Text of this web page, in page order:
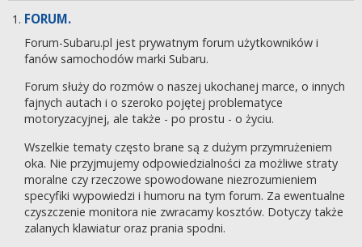
FORUM.
Forum-Subaru.pl jest prywatnym forum użytkowników i
fanów samochodów marki Subaru.
Forum służy do rozmów o naszej ukochanej marce, o innych
fajnych autach i o szeroko pojętej problematyce
motoryzacyjnej, ale także - po prostu - o życiu.
Wszelkie tematy często brane są z dużym przymrużeniem
oka. Nie przyjmujemy odpowiedzialności za możliwe straty
moralne czy rzeczowe spowodowane niezrozumieniem
specyfiki wypowiedzi i humoru na tym forum. Za ewentualne
czyszczenie monitora nie zwracamy kosztów. Dotyczy także
zalanych klawiatur oraz prania spodni.